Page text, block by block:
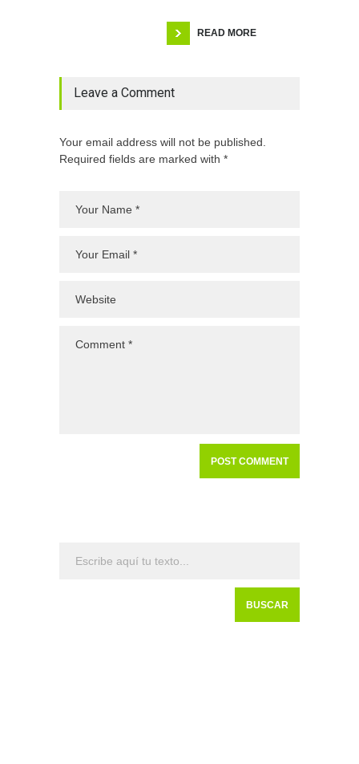
READ MORE
Leave a Comment
Your email address will not be published.
Required fields are marked with *